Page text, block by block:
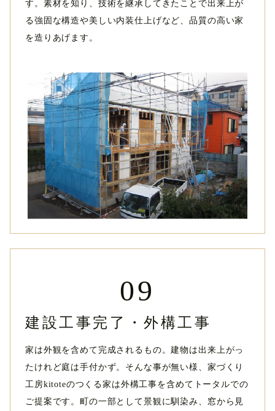
す。素材を知り、技術を継承してきたことで出来上が
る強固な構造や美しい内装仕上げなど、品質の高い家
を造りあげます。
09
建設工事完了・外構工事
家は外観を含めて完成されるもの。建物は出来上がっ
たけれど庭は手付かず。そんな事が無い様、家づくり
工房kitoteのつくる家は外構工事を含めてトータルでの
ご提案です。町の一部として景観に馴染み、窓から見